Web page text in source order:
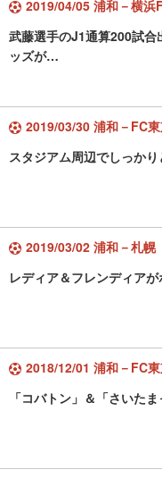
2019/04/05 浦和－横浜
武藤選手のJ1通算200試
ッズが…
2019/03/30 浦和－FC
スタジアム周辺でしっか
2019/03/02 浦和－札幌
レディア＆フレンディア
2018/12/01 浦和－FC
「コバトン」＆「さいた